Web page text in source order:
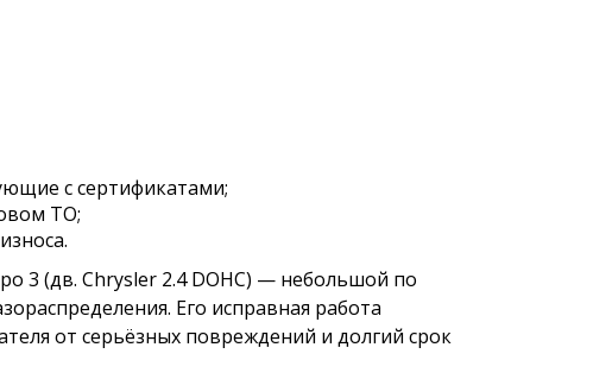
с сертификатами;
ТО;
3 (дв. Chrysler 2.4 DOHC) — небольшой по
Его исправная работа
от серьёзных повреждений и долгий срок